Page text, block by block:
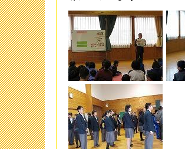
た
2016年2月27日
小学部 進路
2016年2月 2日
中学部 進路